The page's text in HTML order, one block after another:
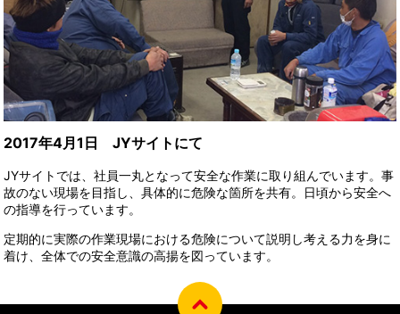
2017年4月1日 JYサイトにて
JYサイトでは、社員一丸となって安全な作業に取り組んでいます。事
故のない現場を目指し、具体的に危険な箇所を共有。日頃から安全へ
の指導を行っています。
定期的に実際の作業現場における危険について説明し考える力を身に
着け、全体での安全意識の高揚を図っています。